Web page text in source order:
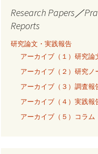
Research Papers／
Reports
研究論文・実践報告
アーカイブ（１）研究論
アーカイブ（２）研究ノ
アーカイブ（３）調査報
アーカイブ（４）実践報
アーカイブ（５）コラム